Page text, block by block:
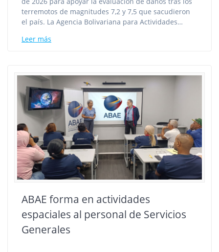
terremotos de magnitudes 7,2 y 7,5 que sacudieron
el país. La Agencia Bolivariana para Actividades…
Leer más
ABAE forma en actividades
espaciales al personal de Servicios
Generales